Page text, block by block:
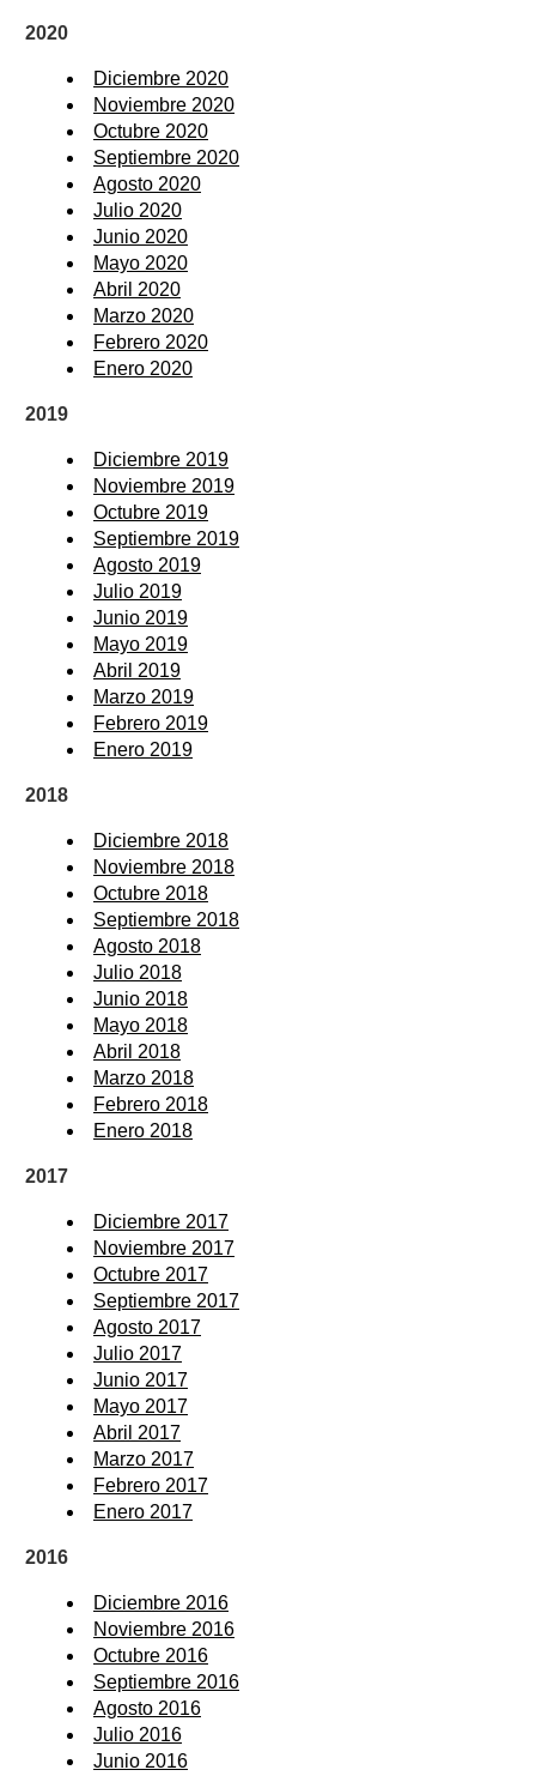
2020
Diciembre 2020
Noviembre 2020
Octubre 2020
Septiembre 2020
Agosto 2020
Julio 2020
Junio 2020
Mayo 2020
Abril 2020
Marzo 2020
Febrero 2020
Enero 2020
2019
Diciembre 2019
Noviembre 2019
Octubre 2019
Septiembre 2019
Agosto 2019
Julio 2019
Junio 2019
Mayo 2019
Abril 2019
Marzo 2019
Febrero 2019
Enero 2019
2018
Diciembre 2018
Noviembre 2018
Octubre 2018
Septiembre 2018
Agosto 2018
Julio 2018
Junio 2018
Mayo 2018
Abril 2018
Marzo 2018
Febrero 2018
Enero 2018
2017
Diciembre 2017
Noviembre 2017
Octubre 2017
Septiembre 2017
Agosto 2017
Julio 2017
Junio 2017
Mayo 2017
Abril 2017
Marzo 2017
Febrero 2017
Enero 2017
2016
Diciembre 2016
Noviembre 2016
Octubre 2016
Septiembre 2016
Agosto 2016
Julio 2016
Junio 2016